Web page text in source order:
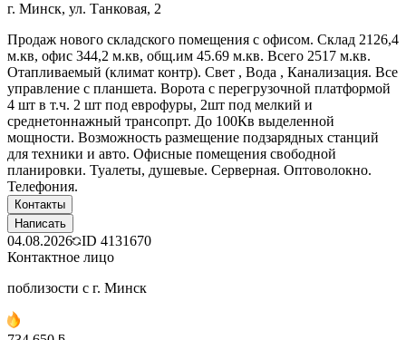
г. Минск, ул. Танковая, 2
Продаж нового складского помещения с офисом. Склад 2126,4
м.кв, офис 344,2 м.кв, общ.им 45.69 м.кв. Всего 2517 м.кв.
Отапливаемый (климат контр). Свет , Вода , Канализация. Все
управление с планшета. Ворота с перегрузочной платформой
4 шт в т.ч. 2 шт под еврофуры, 2шт под мелкий и
среднетоннажный трансопрт. До 100Кв выделенной
мощности. Возможность размещение подзарядных станций
для техники и авто. Офисные помещения свободной
планировки. Туалеты, душевые. Серверная. Оптоволокно.
Телефония.
Контакты
Написать
04.08.2026 ID 4131670
Контактное лицо
поблизости с г. Минск